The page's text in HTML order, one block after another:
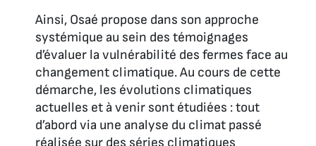
Ainsi, Osaé propose dans son approche
systémique au sein des témoignages
d’évaluer la vulnérabilité des fermes face au
changement climatique. Au cours de cette
démarche, les évolutions climatiques
actuelles et à venir sont étudiées : tout
d’abord via une analyse du climat passé
réalisée sur des séries climatiques